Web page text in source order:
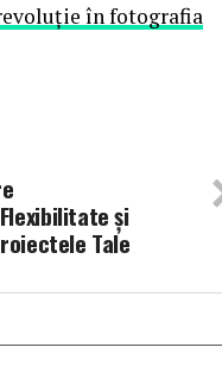
în fotografia
și
Tale